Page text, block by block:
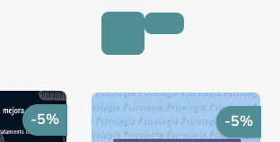
-5% -5%